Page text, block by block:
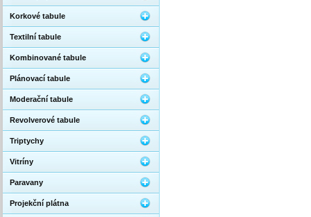
Korkové tabule
Textilní tabule
Kombinované tabule
Plánovací tabule
Moderační tabule
Revolverové tabule
Triptychy
Vitríny
Paravany
Projekční plátna